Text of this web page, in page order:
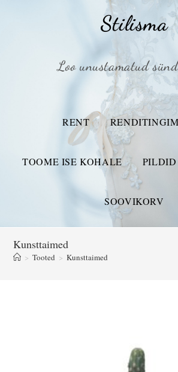
Stilisma
Loo unustamatud
RENT
TOOME ISE KOHALE PILDID
SOOVIKORV
Kunsttaimed
> Tooted > Kunsttaimed